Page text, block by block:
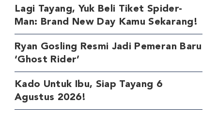
Lagi Tayang, Yuk Beli Tiket Spider-
Man: Brand New Day Kamu Sekarang!
Ryan Gosling Resmi Jadi Pemeran Baru
‘Ghost Rider’
Kado Untuk Ibu, Siap Tayang 6
Agustus 2026!